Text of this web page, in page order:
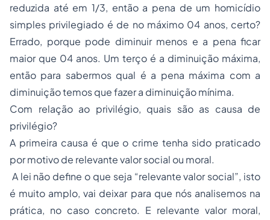
reduzida até em 1/3, então a pena de um homicídio
simples privilegiado é de no máximo 04 anos, certo?
Errado, porque pode diminuir menos e a pena ficar
maior que 04 anos. Um terço é a diminuição máxima,
então para sabermos qual é a pena máxima com a
diminuição temos que fazer a diminuição mínima.
Com relação ao privilégio, quais são as causa de
privilégio?
A primeira causa é que o crime tenha sido praticado
por motivo de relevante valor social ou moral.
A lei não define o que seja “relevante valor social”, isto
é muito amplo, vai deixar para que nós analisemos na
prática, no caso concreto. E relevante valor moral,